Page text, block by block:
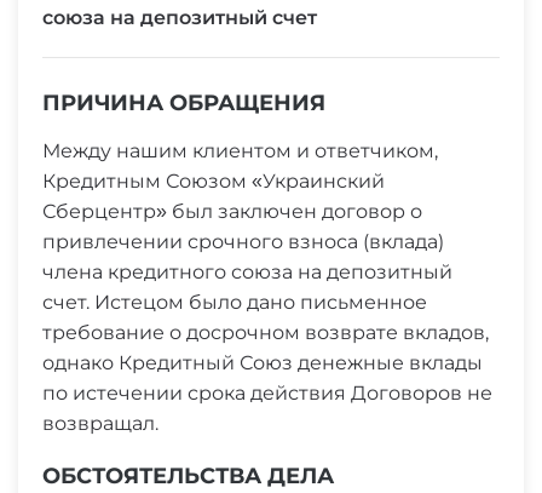
союза на депозитный счет
ПРИЧИНА ОБРАЩЕНИЯ
Между нашим клиентом и ответчиком,
Кредитным Союзом «Украинский
Сберцентр» был заключен договор о
привлечении срочного взноса (вклада)
члена кредитного союза на депозитный
счет. Истецом было дано письменное
требование о досрочном возврате вкладов,
однако Кредитный Союз денежные вклады
по истечении срока действия Договоров не
возвращал.
ОБСТОЯТЕЛЬСТВА ДЕЛА